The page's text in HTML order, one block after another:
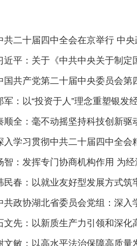
共二十届四中全会在京举行 中央政治
近平：关于《中共中央关于制定国民经
国共产党第二十届中央委员会第
军：以“投资于人”理念重塑银发
顺全：毫不动摇坚持科技创新驱
入学习贯彻中共二十届四中全
智：发挥专门协商机构作用 为
民春：以就业友好型发展方式筑
政协湖北省委员会党组：深入学习贯彻党的二十届四
文先：以新质生产力引领和深化
文敏：以高水平法治保障高质量